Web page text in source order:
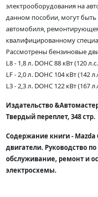
электрооборудования на
данном пособии, могут
автомобиля,
квалифицированному
Рассмотрены бензиновые
L8 - 1,8 л. DOHC 88 кВт (120
LF - 2,0 л. DOHC 104 кВт (142
L3 - 2,3 л. DOHC 122 кВт (167
Издательство
Твердый переплет, 348 стр.
Содержание книги - Mazda
двигатели. Руководство
обслуживание, ремонт и
электросхемы.